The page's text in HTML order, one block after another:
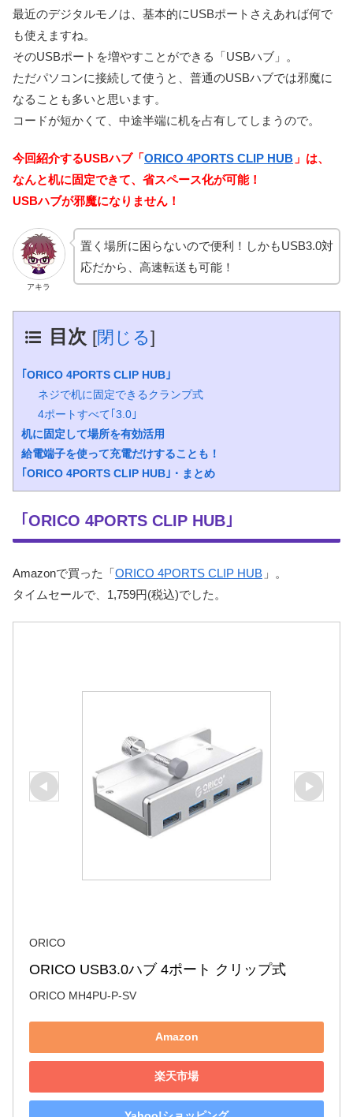
最近のデジタルモノは、基本的にUSBポートさえあれば何で
も使えますね。
そのUSBポートを増やすことができる「USBハブ」。
ただパソコンに接続して使うと、普通のUSBハブでは邪魔に
なることも多いと思います。
コードが短かくて、中途半端に机を占有してしまうので。
今回紹介するUSBハブ「ORICO 4PORTS CLIP HUB 」は、
なんと机に固定できて、省スペース化が可能！
USBハブが邪魔になりません！
アキラ
置く場所に困らないので便利！しかもUSB3.0対
応だから、高速転送も可能！
目次 [閉じる]
｢ORICO 4PORTS CLIP HUB｣
ネジで机に固定できるクランプ式
4ポートすべて｢3.0｣
机に固定して場所を有効活用
給電端子を使って充電だけすることも！
｢ORICO 4PORTS CLIP HUB｣・まとめ
｢ORICO 4PORTS CLIP HUB｣
Amazonで買った「ORICO 4PORTS CLIP HUB 」。
タイムセールで、1,759円(税込)でした。
ORICO
ORICO USB3.0ハブ 4ポート クリップ式
ORICO MH4PU-P-SV
Amazon
楽天市場